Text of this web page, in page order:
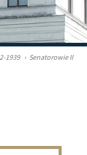
1939 › Senatorowie II